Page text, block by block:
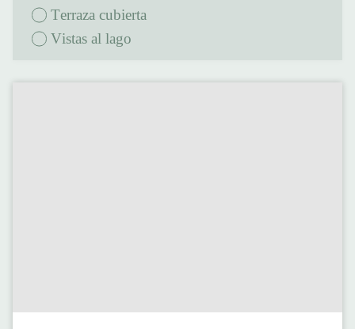
terraza cubierta
Vistas al lago